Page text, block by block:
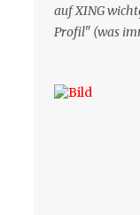
auf XING
Profil" (was
es jetzt die